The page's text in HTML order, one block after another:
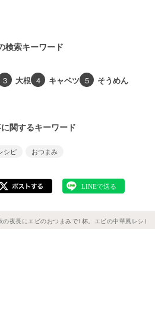
検索キーワード
3 大根 4 キャベツ 5 そうめん
関するキーワード
シピ おつまみ
の夜長にエビのおつまみで1杯。エビの中華風レシピ